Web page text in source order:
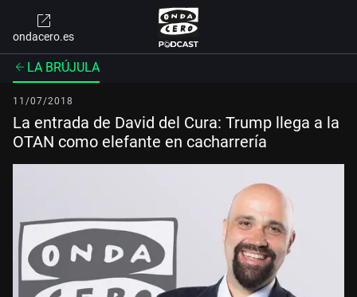
ondacero.es
LA BRÚJULA
11/07/2018
La entrada de David del Cura: Trump llega a la
OTAN como elefante en cacharrería